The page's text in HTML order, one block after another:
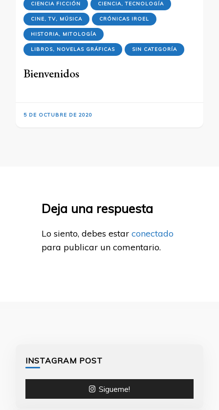
CIENCIA FICCIÓN CIENCIA, TECNOLOGÍA
CINE, TV, MÚSICA CRÓNICAS IROEL
HISTORIA, MITOLOGÍA
LIBROS, NOVELAS GRÁFICAS SIN CATEGORÍA
Bienvenidos
5 DE OCTUBRE DE 2020
Deja una respuesta
Lo siento, debes estar conectado
para publicar un comentario.
INSTAGRAM POST
Sigueme!